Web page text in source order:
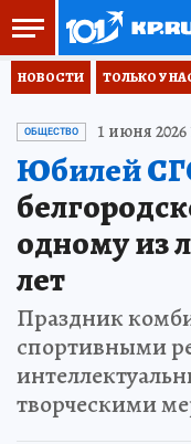
НОВОСТИ ТОЛЬКО У
ОБЩЕСТВО 1 июня 2026
Юбилей
одному из
лет
Праздник
спортивными
творческими